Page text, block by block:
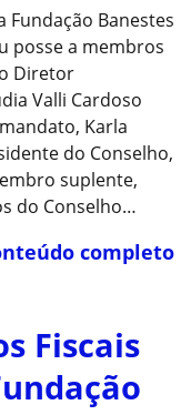
Fundação Banestes
posse a membros
Diretor
Valli Cardoso
Karla
do Conselho,
suplente,
do Conselho…
completo
Fiscais